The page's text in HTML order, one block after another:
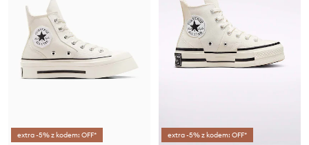
extra -5% z kodem: OFF* extra -5% z kodem: OFF*